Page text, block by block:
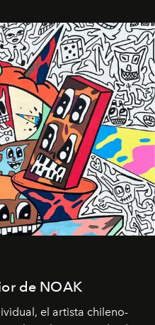
de NOAK
el artista chileno-